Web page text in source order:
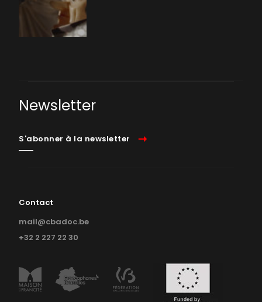
Newsletter
S'abonner à la newsletter
Contact
mail@cbadoc.be
+32 2 227 22 30